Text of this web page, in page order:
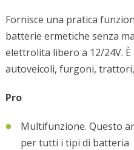
Fornisce una pratica
batterie ermetiche senza
elettrolita libero a 12/24V.
autoveicoli, furgoni,
Pro
Multifunzione. Questo
per tutti i tipi di batteria